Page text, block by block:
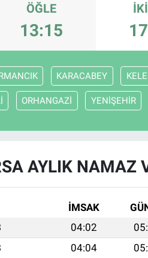
ÖĞLE
13:15
KARACABEY
ORHANGAZİ YENİŞEHİR
AYLIK NAMAZ
İMSAK
04:02
04:04